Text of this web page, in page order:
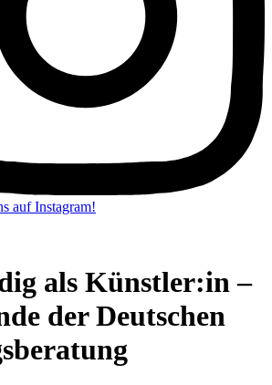
auf Instagram!
als Künstler:in –
der Deutschen